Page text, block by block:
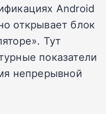
Android
открывает блок
Тут
показатели
непрерывной